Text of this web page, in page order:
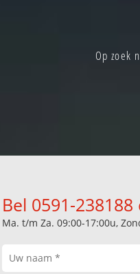
Op zoek
Bel 0591-
Ma. t/m Za. 09:00-17:00u,